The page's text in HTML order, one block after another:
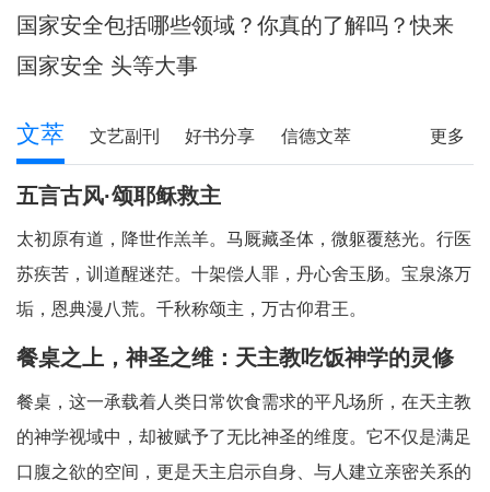
武汉启动
国家安全包括哪些领域？你真的了解吗？快来
一起涨知识！
国家安全 头等大事
更多
文萃 文艺副刊 好书分享 信德文萃
诗苑 小小说 写真故事
五言古风·颂耶稣救主
太初原有道，降世作羔羊。马厩藏圣体，微躯覆慈光。行医
苏疾苦，训道醒迷茫。十架偿人罪，丹心舍玉肠。宝泉涤万
垢，恩典漫八荒。千秋称颂主，万古仰君王。
餐桌之上，神圣之维：天主教吃饭神学的灵修
餐桌，这一承载着人类日常饮食需求的平凡场所，在天主教
的神学视域中，却被赋予了无比神圣的维度。它不仅是满足
口腹之欲的空间，更是天主启示自身、与人建立亲密关系的